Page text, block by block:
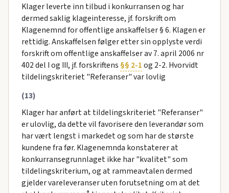
Klager leverte inn tilbud i konkurransen og har
dermed saklig klageinteresse, jf. forskrift om
Klagenemnd for offentlige anskaffelser § 6. Klagen er
rettidig. Anskaffelsen følger etter sin opplyste verdi
forskrift om offentlige anskaffelser av 7. april 2006 nr
402 del I og III, jf. forskriftens §§ 2-1og 2-2. Hvorvidt
tildelingskriteriet "Referanser" var lovlig
(13)
Klager har anført at tildelingskriteriet "Referanser"
er ulovlig, da dette vil favorisere den leverandør som
har vært lengst i markedet og som har de største
kundene fra før. Klagenemnda konstaterer at
konkurransegrunnlaget ikke har "kvalitet" som
tildelingskriterium, og at rammeavtalen dermed
gjelder vareleveranser uten forutsetning om at det